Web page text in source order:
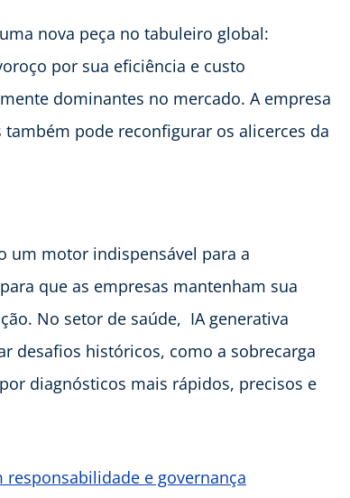
nova peça no tabuleiro global:
por sua eficiência e custo
dominantes no mercado. A empresa
também pode reconfigurar os alicerces da
um motor indispensável para a
que as empresas mantenham sua
No setor de saúde, IA generativa
desafios históricos, como a sobrecarga
diagnósticos mais rápidos, precisos e
e governança